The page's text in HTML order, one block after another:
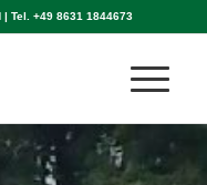
Tel. +49 8631 1844673